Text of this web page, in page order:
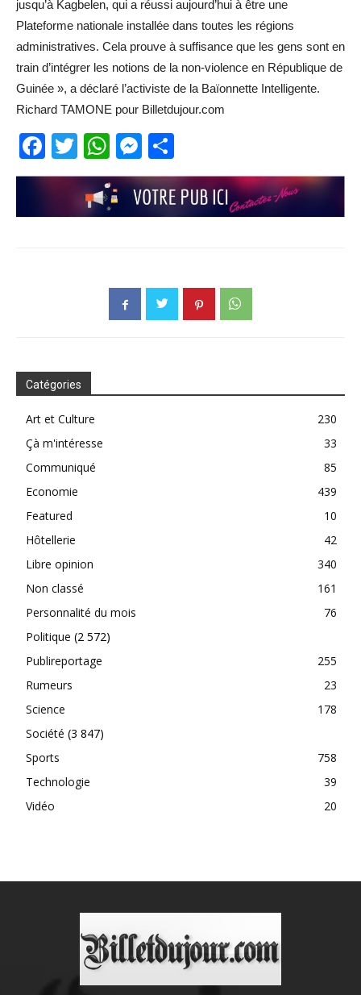
jusqu’à Kagbelen, qui a réussi aujourd’hui à être une
Plateforme nationale installée dans toutes les régions
administratives. Cela prouve à suffisance que les gens sont en
train d’intégrer les notions de la non-violence en République de
Guinée », a déclaré l’activiste de la Baïonnette Intelligente.
Richard TAMONE pour Billetdujour.com
Facebook
TwitterWhatsApp
Messenger
Catégories
Art et Culture
230
Çà m'intéresse
33
Communiqué
85
Economie
439
Featured
10
Hôtellerie
42
Libre opinion
340
Non classé
161
Personnalité du mois
76
Politique (2 572)
Publireportage
255
Rumeurs
23
Science
178
Société (3 847)
Sports
758
Technologie
39
Vidéo
20